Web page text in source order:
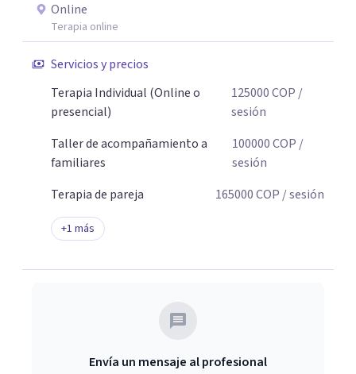
Online
Terapia online
Servicios y precios
Terapia Individual (Online o
presencial)
125000COP /
sesión
Taller de acompañamiento a
familiares
100000COP /
sesión
Terapia de pareja
165000COP / sesión
+1 más
Envía un mensaje al profesional